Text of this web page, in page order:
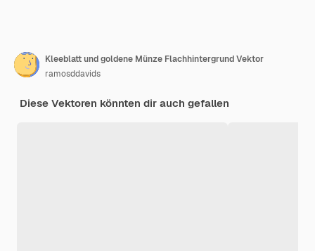
Kleeblatt und goldene Münze Flachhintergrund Vektor
ramosddavids
Diese Vektoren könnten dir auch gefallen